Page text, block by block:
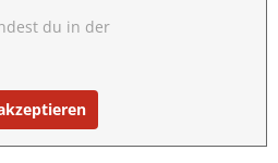
du in der